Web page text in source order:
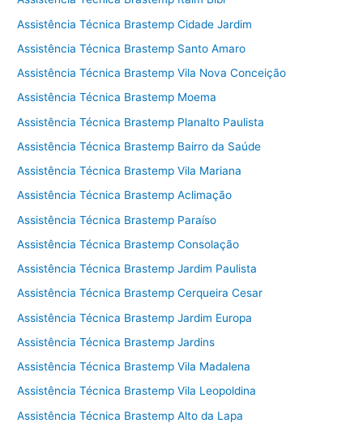
Assistência Técnica Brastemp Cidade Jardim
Assistência Técnica Brastemp Santo Amaro
Assistência Técnica Brastemp Vila Nova Conceição
Assistência Técnica Brastemp Moema
Assistência Técnica Brastemp Planalto Paulista
Assistência Técnica Brastemp Bairro da Saúde
Assistência Técnica Brastemp Vila Mariana
Assistência Técnica Brastemp Aclimação
Assistência Técnica Brastemp Paraíso
Assistência Técnica Brastemp Consolação
Assistência Técnica Brastemp Jardim Paulista
Assistência Técnica Brastemp Cerqueira Cesar
Assistência Técnica Brastemp Jardim Europa
Assistência Técnica Brastemp Jardins
Assistência Técnica Brastemp Vila Madalena
Assistência Técnica Brastemp Vila Leopoldina
Assistência Técnica Brastemp Alto da Lapa